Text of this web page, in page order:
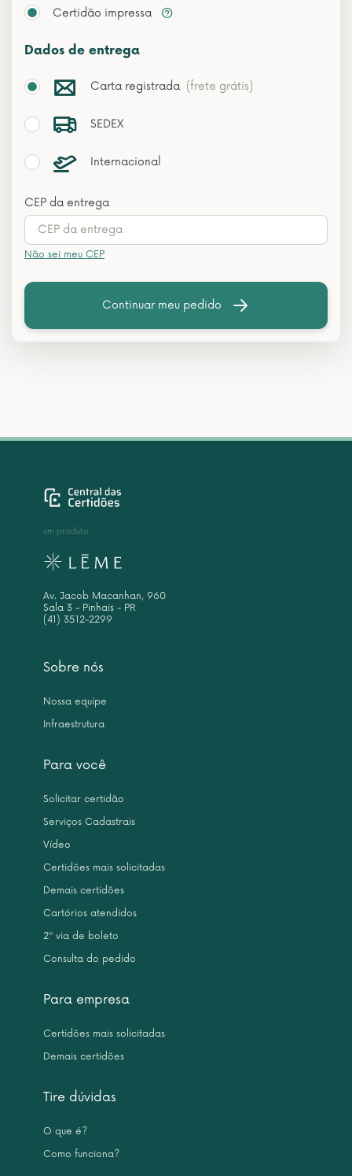
Certidão impressa
Dados de entrega
Carta registrada (frete grátis)
SEDEX
Internacional
CEP da entrega
Não sei meu CEP
Continuar meu pedido
Sobre nós
Nossa equipe
Infraestrutura
Para você
Solicitar certidão
Serviços Cadastrais
Vídeo
Certidões mais solicitadas
Demais certidões
Cartórios atendidos
2ª via de boleto
Consulta do pedido
Para empresa
Certidões mais solicitadas
Demais certidões
Tire dúvidas
O que é?
Como funciona?
um produto
Av. Jacob Macanhan, 960
Sala 3 - Pinhais - PR
(41) 3512-2299